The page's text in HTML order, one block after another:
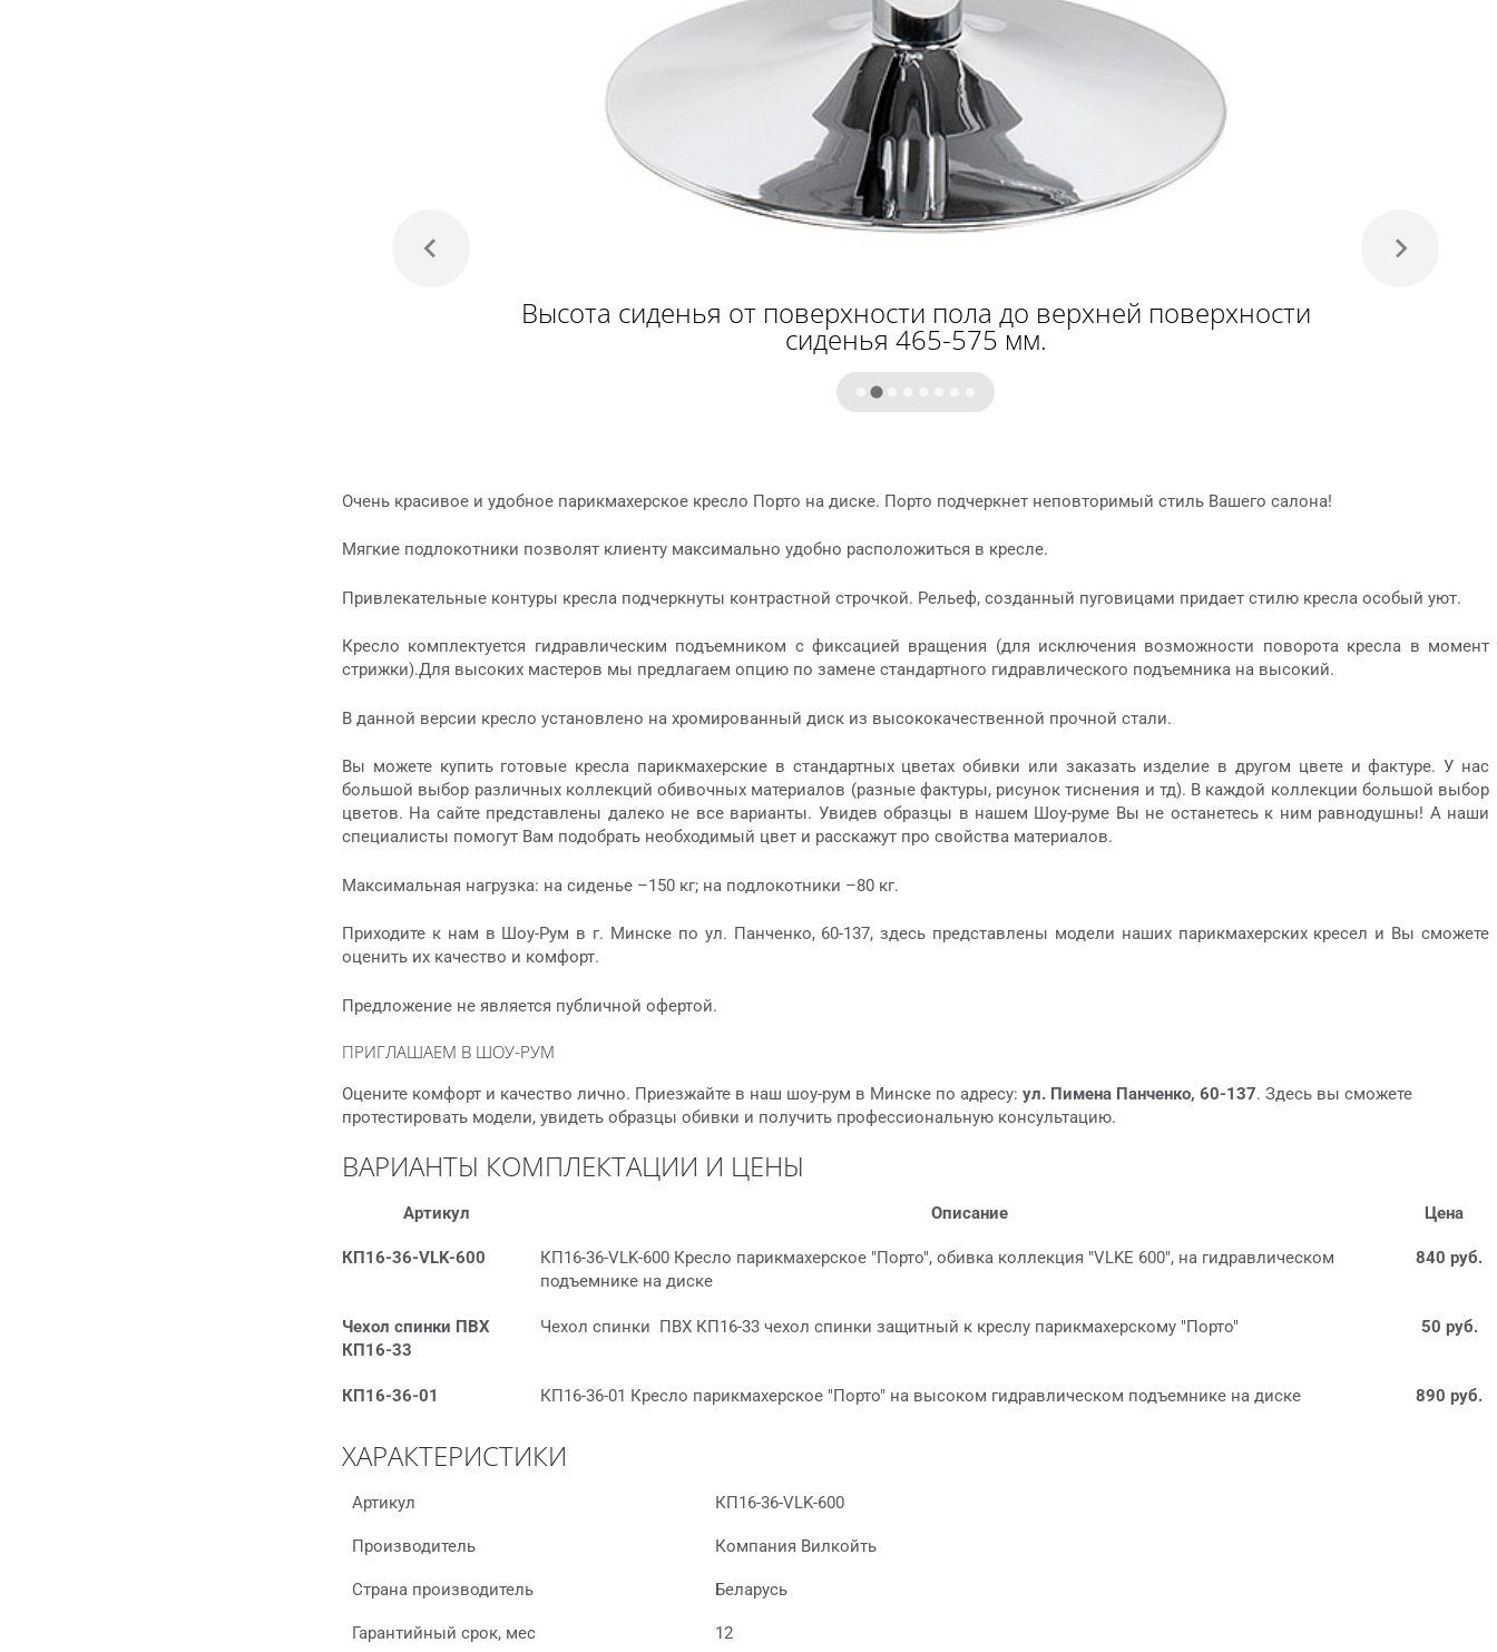
Высота сиденья от поверхности пола до верхней поверхности
сиденья 465-575 мм.
Очень красивое и удобное парикмахерское кресло Порто на диске. Порто подчеркнет неповторимый стиль Вашего салона!
Мягкие подлокотники позволят клиенту максимально удобно расположиться в кресле.
Привлекательные контуры кресла подчеркнуты контрастной строчкой. Рельеф, созданный пуговицами придает стилю кресла особый уют.
Кресло комплектуется гидравлическим подъемником с фиксацией вращения (для исключения возможности поворота кресла в момент
стрижки).Для высоких мастеров мы предлагаем опцию по замене стандартного гидравлического подъемника на высокий.
В данной версии кресло установлено на хромированный диск из высококачественной прочной стали.
Вы можете купить готовые кресла парикмахерские в стандартных цветах обивки или заказать изделие в другом цвете и фактуре. У нас
большой выбор различных коллекций обивочных материалов (разные фактуры, рисунок тиснения и тд). В каждой коллекции большой выбор
цветов. На сайте представлены далеко не все варианты. Увидев образцы в нашем Шоу-руме Вы не останетесь к ним равнодушны! А наши
специалисты помогут Вам подобрать необходимый цвет и расскажут про свойства материалов.
Максимальная нагрузка: на сиденье –150 кг; на подлокотники –80 кг.
Приходите к нам в Шоу-Рум в г. Минске по ул. Панченко, 60-137, здесь представлены модели наших парикмахерских кресел и Вы сможете
оценить их качество и комфорт.
Предложение не является публичной офертой.
ПРИГЛАШАЕМ В ШОУ-РУМ
Оцените комфорт и качество лично. Приезжайте в наш шоу-рум в Минске по адресу: ул. Пимена Панченко, 60-137. Здесь вы сможете
протестировать модели, увидеть образцы обивки и получить профессиональную консультацию.
ВАРИАНТЫ КОМПЛЕКТАЦИИ И ЦЕНЫ
Артикул Описание Цена
КП16-36-VLK-600
КП16-36-VLK-600 Кресло парикмахерское "Порто", обивка коллекция "VLKE 600", на гидравлическом
подъемнике на диске
840 руб.
Чехол спинки ПВХ
КП16-33
Чехол спинки ПВХ КП16-33 чехол спинки защитный к креслу парикмахерскому "Порто" 50 руб.
КП16-36-01 КП16-36-01 Кресло парикмахерское "Порто" на высоком гидравлическом подъемнике на диске 890 руб.
ХАРАКТЕРИСТИКИ
Артикул КП16-36-VLK-600
Производитель Компания Вилкойть
Страна производитель Беларусь
Гарантийный срок, мес 12